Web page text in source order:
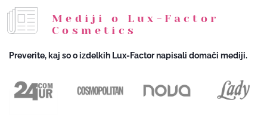
Mediji o Lux-Factor
Cosmetics
Preverite, kaj so o izdelkih Lux-Factor napisali domači mediji.